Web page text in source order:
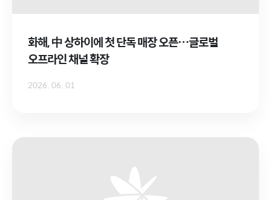
화해, 中 상하이에 첫 단독 매장 오픈…글로벌
오프라인 채널 확장
2026. 06. 01